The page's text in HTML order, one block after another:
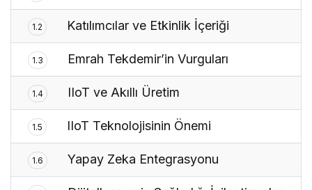
1.2 Katılımcılar ve Etkinlik İçeriği
1.3 Emrah Tekdemir’in Vurguları
1.4 IIoT ve Akıllı Üretim
1.5 IIoT Teknolojisinin Önemi
1.6 Yapay Zeka Entegrasyonu